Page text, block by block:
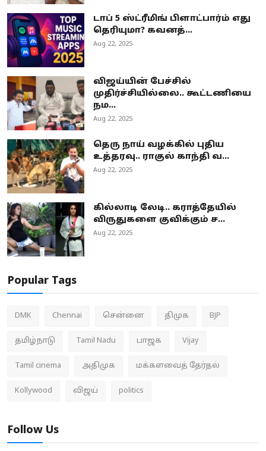
டாப் 5 ஸ்ட்ரீமிங் பிளாட்பார்ம் எது
தெரியுமா? கவனத்...
Aug 22, 2025
விஜய்யின் பேச்சில்
முதிர்ச்சியில்லை.. கூட்டணியை
நம...
Aug 22, 2025
தெரு நாய் வழக்கில் புதிய
உத்தரவு.. ராகுல் காந்தி வ...
Aug 22, 2025
கில்லாடி லேடி.. கராத்தேயில்
விருதுகளை குவிக்கும் ச...
Aug 22, 2025
Popular Tags
DMK Chennai சென்னை திமுக BJP
தமிழ்நாடு Tamil Nadu பாஜக Vijay
Tamil cinema அதிமுக மக்களவைத் தேர்தல்
Kollywood விஜய் politics
Follow Us